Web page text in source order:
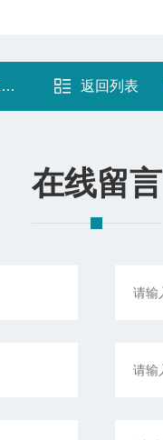
返回列表
在线留言